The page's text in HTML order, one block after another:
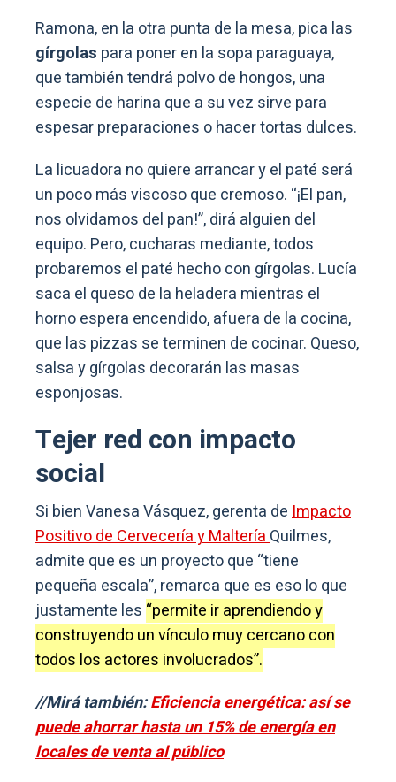
Ramona, en la otra punta de la mesa, pica las
gírgolas para poner en la sopa paraguaya,
que también tendrá polvo de hongos, una
especie de harina que a su vez sirve para
espesar preparaciones o hacer tortas dulces.
La licuadora no quiere arrancar y el paté será
un poco más viscoso que cremoso. “¡El pan,
nos olvidamos del pan!”, dirá alguien del
equipo. Pero, cucharas mediante, todos
probaremos el paté hecho con gírgolas. Lucía
saca el queso de la heladera mientras el
horno espera encendido, afuera de la cocina,
que las pizzas se terminen de cocinar. Queso,
salsa y gírgolas decorarán las masas
esponjosas.
Tejer red con impacto
social
Si bien Vanesa Vásquez, gerenta deImpacto
Positivo de Cervecería y MalteríaQuilmes,
admite que es un proyecto que “tiene
pequeña escala”, remarca que es eso lo que
justamente les “permite ir aprendiendo y
construyendo un vínculo muy cercano con
todos los actores involucrados”.
//Mirá también:Eficiencia energética: así se
puede ahorrar hasta un 15% de energía en
locales de venta al público